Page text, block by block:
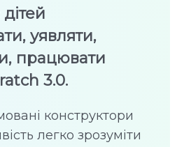
уявляти,
працювати
3.0.
конструктори
легко зрозуміти